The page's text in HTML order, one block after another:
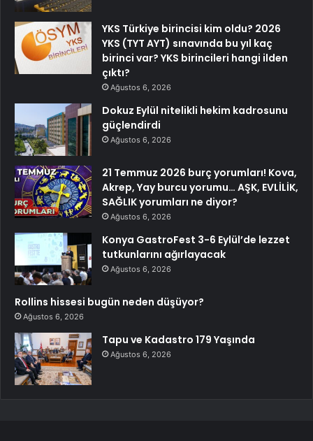
YKS Türkiye birincisi kim oldu? 2026
YKS (TYT AYT) sınavında bu yıl kaç
birinci var? YKS birincileri hangi ilden
çıktı?
Ağustos 6, 2026
Dokuz Eylül nitelikli hekim kadrosunu
güçlendirdi
Ağustos 6, 2026
21 Temmuz 2026 burç yorumları! Kova,
Akrep, Yay burcu yorumu… AŞK, EVLİLİK,
SAĞLIK yorumları ne diyor?
Ağustos 6, 2026
Konya GastroFest 3-6 Eylül’de lezzet
tutkunlarını ağırlayacak
Ağustos 6, 2026
Rollins hissesi bugün neden düşüyor?
Ağustos 6, 2026
Tapu ve Kadastro 179 Yaşında
Ağustos 6, 2026